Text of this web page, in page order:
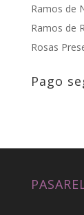
Ramos de
Ramos de
Rosas
Pago